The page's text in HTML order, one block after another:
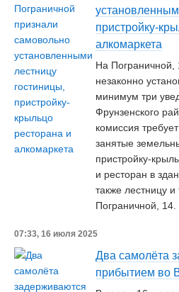
пристройку-
алкомаркета
На Пограничной,
незаконно
минимум три
Фрунзенского
комиссия
занятые
пристройку-
и ресторан в
также лестницу
Пограничной, 14.
07:33, 16 июля 2025
Два самолёта
прибытием во